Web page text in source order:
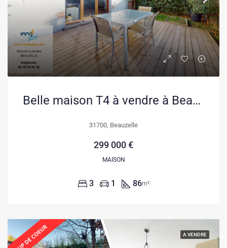
Belle maison T4 à vendre à Beauzelle près de Toulouse avec jardin et garage
31700, Beauzelle
299 000 €
MAISON
3 1 86m²
A VENDRE